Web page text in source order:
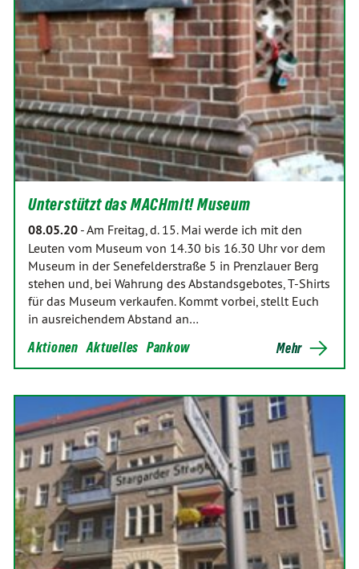
Unterstützt das MACHmit! Museum
08.05.20 -Am Freitag, d. 15. Mai werde ich mit den
Leuten vom Museum von 14.30 bis 16.30 Uhr vor dem
Museum in der Senefelderstraße 5 in Prenzlauer Berg
stehen und, bei Wahrung des Abstandsgebotes, T-Shirts
für das Museum verkaufen. Kommt vorbei, stellt Euch
in ausreichendem Abstand an…
Aktionen Aktuelles Pankow Mehr